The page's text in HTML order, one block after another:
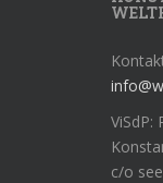
ViSdP:
c/o